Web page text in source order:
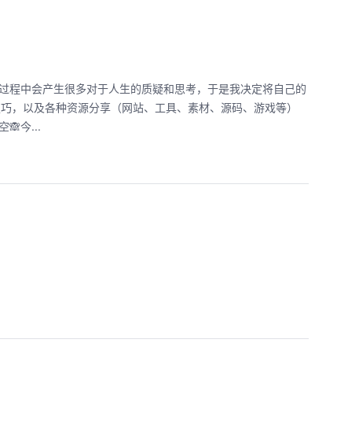
中会产生很多对于人生的质疑和思考，于是我决定将自己的
以及各种资源分享（网站、工具、素材、源码、游戏等）
🙈今...